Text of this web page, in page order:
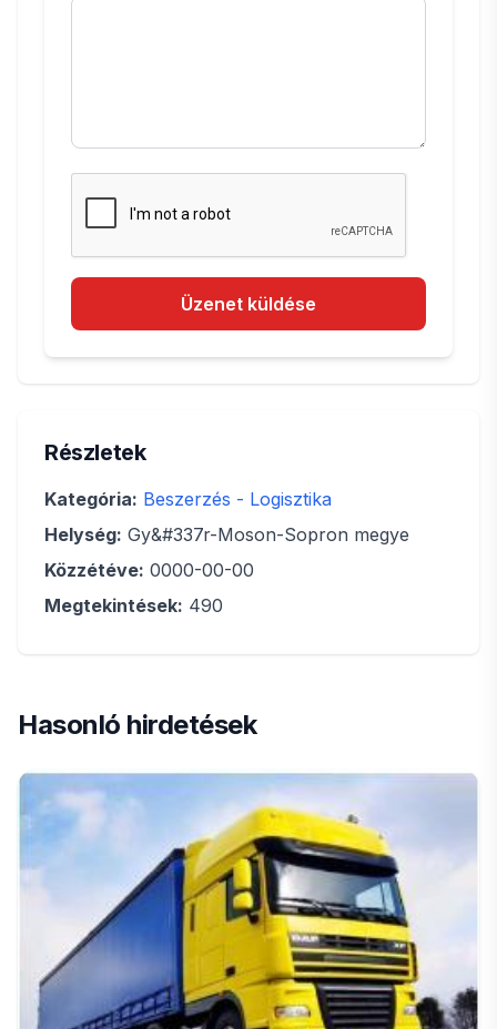
Üzenet küldése
Részletek
Kategória: Beszerzés - Logisztika
Helység: Gy&#337r-Moson-Sopron megye
Közzétéve: 0000-00-00
Megtekintések: 490
Hasonló hirdetések